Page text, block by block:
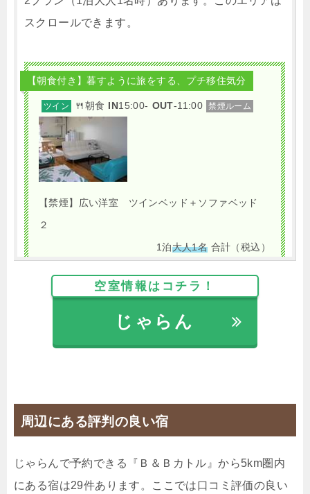
スクロールできます。
【朝食付き】暮すように旅をする、プチ移住気分
ツイン 🍴朝食 IN15:00- OUT-11:00 禁煙ルーム
【禁煙】広い洋室 ツインベッド＋ソファベッド
２
1泊大人1名 合計（税込）
じゃらんで確認する
空室情報はコチラ！
じゃらん
周辺にある評判の良い宿
じゃらんで予約できる『Ｂ＆Ｂカトル』から5km圏内
にある宿は29件あります。ここでは口コミ評価の良い